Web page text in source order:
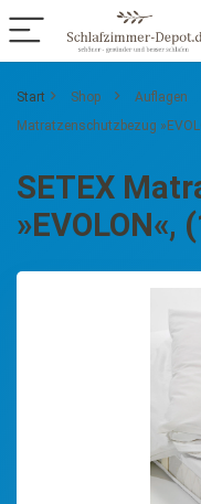
Start Shop Auflagen
Matratzenschutzbezug
SETEX
»EVOLON«,